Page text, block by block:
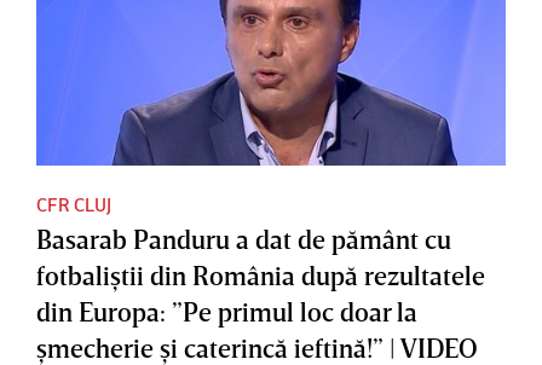
CFR CLUJ
Basarab Panduru a dat de pământ cu
fotbaliştii din România după rezultatele
din Europa: ”Pe primul loc doar la
şmecherie şi caterincă ieftină!” | VIDEO